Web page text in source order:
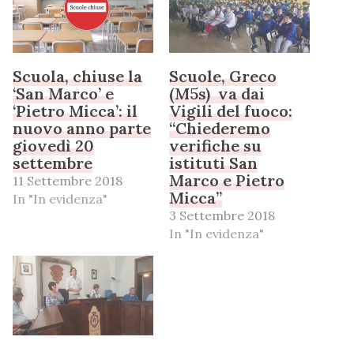
Scuola, chiuse la
‘San Marco’ e
‘Pietro Micca’: il
nuovo anno parte
giovedì 20
settembre
11 Settembre 2018
In "In evidenza"
Scuole, Greco
(M5s) va dai
Vigili del fuoco:
“Chiederemo
verifiche su
istituti San
Marco e Pietro
Micca”
3 Settembre 2018
In "In evidenza"